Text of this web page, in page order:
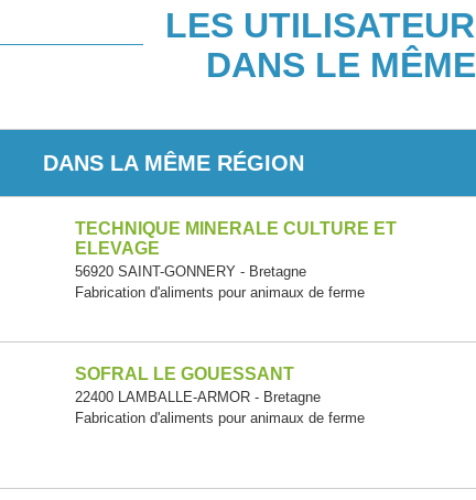
LES
DANS LE
DANS LA MÊME RÉGION
TECHNIQUE MINERALE CULTURE ET
ELEVAGE
56920 SAINT-GONNERY - Bretagne
Fabrication d'aliments pour animaux de ferme
SOFRAL LE GOUESSANT
22400 LAMBALLE-ARMOR - Bretagne
Fabrication d'aliments pour animaux de ferme